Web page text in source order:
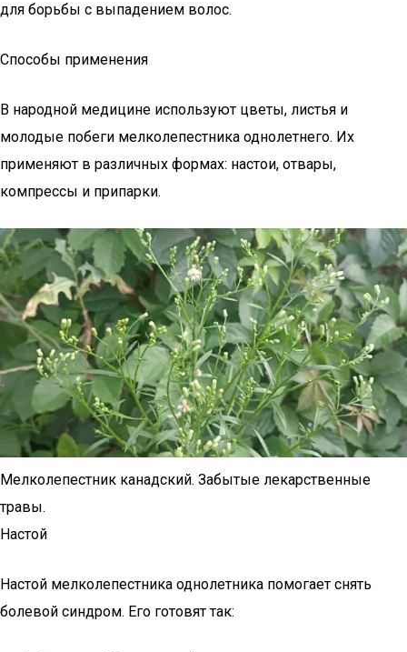
для борьбы с выпадением волос.
Способы применения
В народной медицине используют цветы, листья и
молодые побеги мелколепестника однолетнего. Их
применяют в различных формах: настои, отвары,
компрессы и припарки.
Мелколепестник канадский. Забытые лекарственные
травы.
Настой
Настой мелколепестника однолетника помогает снять
болевой синдром. Его готовят так: